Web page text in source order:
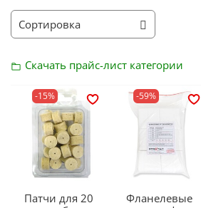
Скачать прайс-лист категории
-15%
Патчи для 20
-59%
Фланелевые